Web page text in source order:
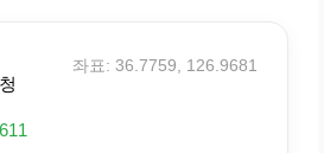
좌표: 36.7759, 126.9681